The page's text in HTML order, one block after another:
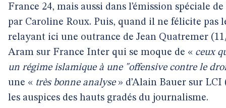
France 24, mais aussi dans l’émission spéciale
par Caroline Roux. Puis, quand il ne félicite pas
relayant ici une outrance de Jean Quatremer
Aram sur France Inter qui se moque de « ceux
un régime islamique à une "offensive contre le
une « très bonne analyse» d’Alain Bauer sur
les auspices des hauts gradés du journalisme.